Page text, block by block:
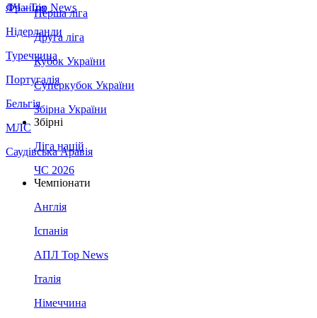
Франція
Нідерланди
Туреччина
Португалія
Бельгія
МЛС
Саудівська Аравія
ЛЧ - Top News
Перша ліга
Друга ліга
Кубок України
Суперкубок України
Збірна України
Збірні
Ліга націй
ЧС 2026
Чемпіонати
Англія
Іспанія
АПЛ Top News
Італія
Німеччина